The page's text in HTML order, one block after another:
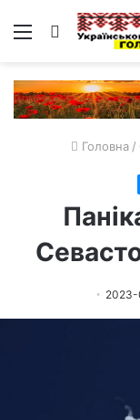
Меню Пошук
Головна /